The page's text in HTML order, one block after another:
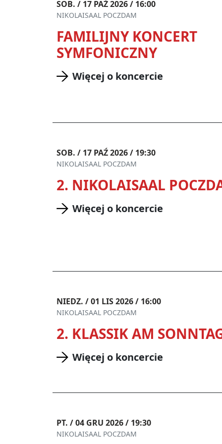
SOB. / 17 PAŹ 2026 / 16:00
NIKOLAISAAL POCZDAM
FAMILIJNY KONCERT
SYMFONICZNY
Więcej o koncercie
SOB. / 17 PAŹ 2026 / 19:30
NIKOLAISAAL POCZDAM
2. NIKOLAISAAL
Więcej o koncercie
NIEDZ. / 01 LIS 2026 / 16:00
NIKOLAISAAL POCZDAM
2. KLASSIK AM
Więcej o koncercie
PT. / 04 GRU 2026 / 19:30
NIKOLAISAAL POCZDAM